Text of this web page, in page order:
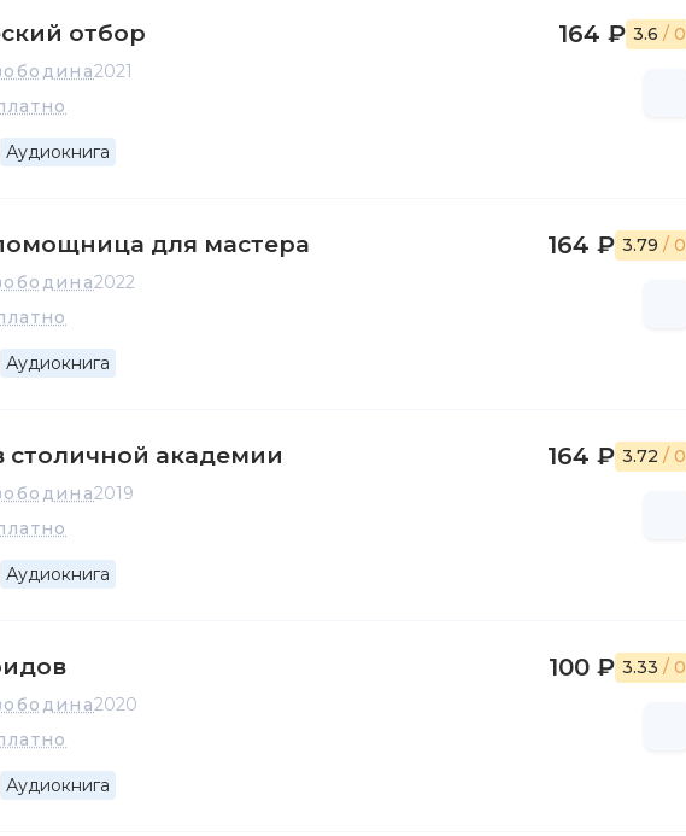
отбор
2021
Аудиокнига
164 ₽ 3.6 / 0
для мастера
2022
Аудиокнига
164 ₽ 3.79 / 0
столичной академии
2019
Аудиокнига
164 ₽ 3.72 / 0
2020
Аудиокнига
100 ₽ 3.33 / 0